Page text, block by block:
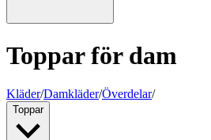
Toppar för dam
Kläder/Damkläder/Överdelar/
Toppar